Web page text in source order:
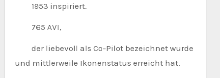
1953 inspiriert.
765 AVI,
der liebevoll als Co-Pilot bezeichnet wurde
und mittlerweile Ikonenstatus erreicht hat.